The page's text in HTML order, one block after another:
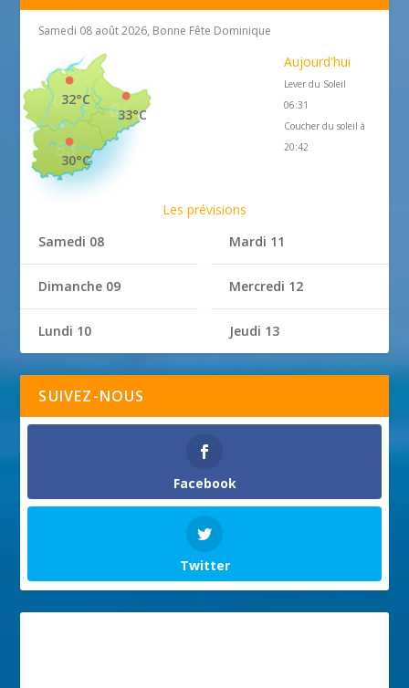
Samedi 08 août 2026, Bonne Fête Dominique
33°C
32°C
30°C
Aujourd'hui
Lever du Soleil
06:31
Coucher du soleil à
20:42
Les prévisions
Samedi 08
Dimanche 09
Lundi 10
Mardi 11
Mercredi 12
Jeudi 13
SUIVEZ-NOUS
Facebook
Twitter